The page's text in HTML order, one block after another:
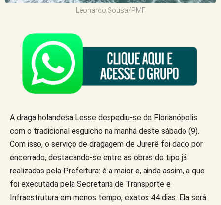
Leonardo Sousa/PMF
A draga holandesa Lesse despediu-se de Florianópolis
com o tradicional esguicho na manhã deste sábado (9).
Com isso, o serviço de dragagem de Jurerê foi dado por
encerrado, destacando-se entre as obras do tipo já
realizadas pela Prefeitura: é a maior e, ainda assim, a que
foi executada pela Secretaria de Transporte e
Infraestrutura em menos tempo, exatos 44 dias. Ela será